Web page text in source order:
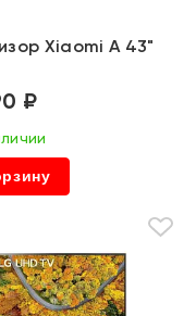
Xiaomi A 43"
₽